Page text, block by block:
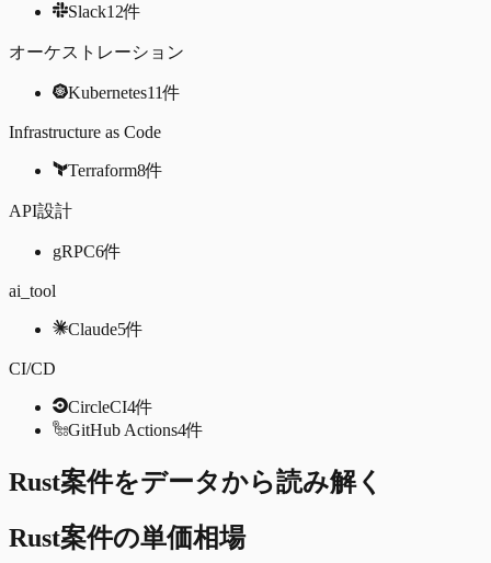
Slack12件
オーケストレーション
Kubernetes11件
Infrastructure as Code
Terraform8件
API設計
gRPC6件
ai_tool
Claude5件
CI/CD
CircleCI4件
GitHub Actions4件
Rust案件をデータから読み解く
Rust案件の単価相場